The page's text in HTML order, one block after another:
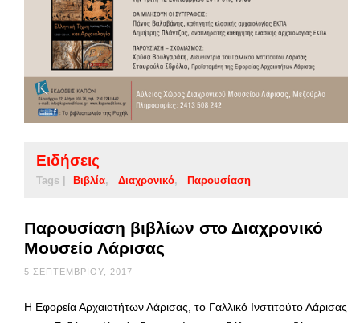
Ειδήσεις
Tags | Βιβλία Διαχρονικό Παρουσίαση
Παρουσίαση βιβλίων στο Διαχρονικό
Μουσείο Λάρισας
5 ΣΕΠΤΕΜΒΡΊΟΥ, 2017
Η Εφορεία Αρχαιοτήτων Λάρισας, το Γαλλικό Ινστιτούτο Λάρισας